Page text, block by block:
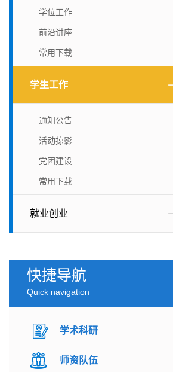
学位工作
前沿讲座
常用下载
学生工作
通知公告
活动掠影
党团建设
常用下载
就业创业
快捷导航
Quick navigation
学术科研
师资队伍